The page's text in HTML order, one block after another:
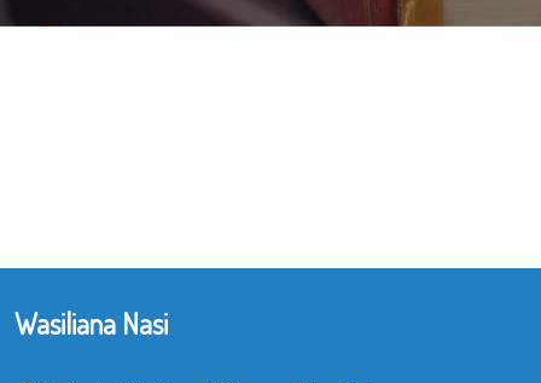
Wasiliana Nasi